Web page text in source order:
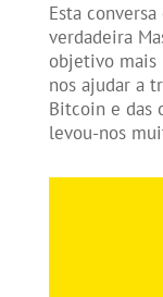
Esta
verdadeira
objetivo mais
nos ajudar a
Bitcoin e das
levou-nos